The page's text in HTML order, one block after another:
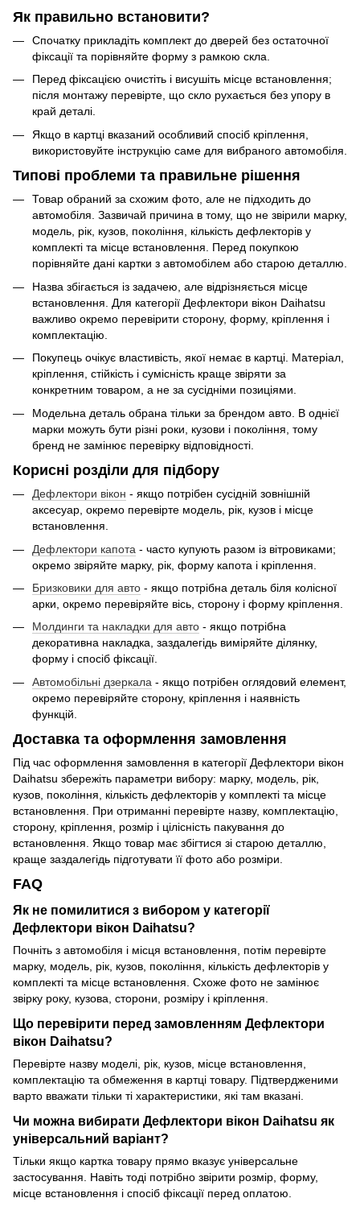
Як правильно встановити?
Спочатку прикладіть комплект до дверей без остаточної
фіксації та порівняйте форму з рамкою скла.
Перед фіксацією очистіть і висушіть місце встановлення;
після монтажу перевірте, що скло рухається без упору в
край деталі.
Якщо в картці вказаний особливий спосіб кріплення,
використовуйте інструкцію саме для вибраного автомобіля.
Типові проблеми та правильне рішення
Товар обраний за схожим фото, але не підходить до
автомобіля. Зазвичай причина в тому, що не звірили марку,
модель, рік, кузов, покоління, кількість дефлекторів у
комплекті та місце встановлення. Перед покупкою
порівняйте дані картки з автомобілем або старою деталлю.
Назва збігається із задачею, але відрізняється місце
встановлення. Для категорії Дефлектори вікон Daihatsu
важливо окремо перевірити сторону, форму, кріплення і
комплектацію.
Покупець очікує властивість, якої немає в картці. Матеріал,
кріплення, стійкість і сумісність краще звіряти за
конкретним товаром, а не за сусідніми позиціями.
Модельна деталь обрана тільки за брендом авто. В однієї
марки можуть бути різні роки, кузови і покоління, тому
бренд не замінює перевірку відповідності.
Корисні розділи для підбору
Дефлектори вікон - якщо потрібен сусідній зовнішній
аксесуар, окремо перевірте модель, рік, кузов і місце
встановлення.
Дефлектори капота - часто купують разом із вітровиками;
окремо звіряйте марку, рік, форму капота і кріплення.
Бризковики для авто - якщо потрібна деталь біля колісної
арки, окремо перевіряйте вісь, сторону і форму кріплення.
Молдинги та накладки для авто - якщо потрібна
декоративна накладка, заздалегідь виміряйте ділянку,
форму і спосіб фіксації.
Автомобільні дзеркала - якщо потрібен оглядовий елемент,
окремо перевіряйте сторону, кріплення і наявність
функцій.
Доставка та оформлення замовлення
Під час оформлення замовлення в категорії Дефлектори вікон
Daihatsu збережіть параметри вибору: марку, модель, рік,
кузов, покоління, кількість дефлекторів у комплекті та місце
встановлення. При отриманні перевірте назву, комплектацію,
сторону, кріплення, розмір і цілісність пакування до
встановлення. Якщо товар має збігтися зі старою деталлю,
краще заздалегідь підготувати її фото або розміри.
FAQ
Як не помилитися з вибором у категорії
Дефлектори вікон Daihatsu?
Почніть з автомобіля і місця встановлення, потім перевірте
марку, модель, рік, кузов, покоління, кількість дефлекторів у
комплекті та місце встановлення. Схоже фото не замінює
звірку року, кузова, сторони, розміру і кріплення.
Що перевірити перед замовленням Дефлектори
вікон Daihatsu?
Перевірте назву моделі, рік, кузов, місце встановлення,
комплектацію та обмеження в картці товару. Підтвердженими
варто вважати тільки ті характеристики, які там вказані.
Чи можна вибирати Дефлектори вікон Daihatsu як
універсальний варіант?
Тільки якщо картка товару прямо вказує універсальне
застосування. Навіть тоді потрібно звірити розмір, форму,
місце встановлення і спосіб фіксації перед оплатою.